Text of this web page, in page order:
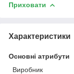
Приховати
Характеристики
Основні атрибути
Виробник